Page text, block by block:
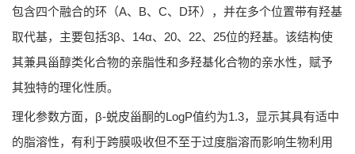
包含四个融合的环（A、B、C、D环），并在多个位置带有羟基
取代基，主要包括3β、14α、20、22、25位的羟基。该结构使
其兼具甾醇类化合物的亲脂性和多羟基化合物的亲水性，赋予
其独特的理化性质。
理化参数方面，β-蜕皮甾酮的LogP值约为1.3，显示其具有适中
的脂溶性，有利于跨膜吸收但不至于过度脂溶而影响生物利用